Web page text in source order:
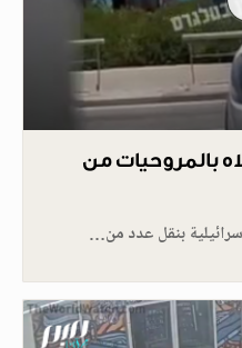
بالمروحيات من
بنقل عدد من…